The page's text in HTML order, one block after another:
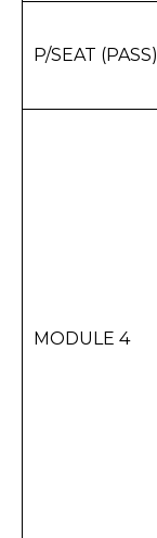
P/SEAT (PASS)
MODULE 4